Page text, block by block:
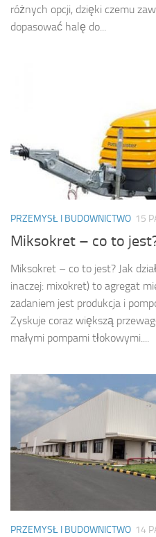
różnych opcji, dzięki czemu
dopasować halę do...
PRZEMYSŁ I BUDOWNICTWO 15
Miksokret – co to
Miksokret – co to jest? Jak
inaczej: mixokret) to agregat
zadaniem jest produkcja i
Zyskuje coraz większą
małymi pompami tłokowymi....
PRZEMYSŁ I BUDOWNICTWO 14